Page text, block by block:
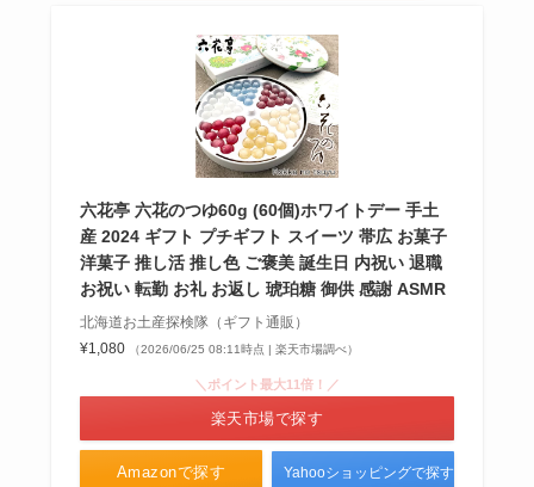
こで買える？
三幸 サーモン塩辛 取扱店はど
こ？カルディで買える？
q10ヨーグルト どこで売ってる？
ファミマでの取扱いは？？
六花亭 六花のつゆ60g (60個)ホワイトデー 手土
産 2024 ギフト プチギフト スイーツ 帯広 お菓子
洋菓子 推し活 推し色 ご褒美 誕生日 内祝い 退職
お祝い 転勤 お礼 お返し 琥珀糖 御供 感謝 ASMR
北海道お土産探検隊（ギフト通販）
¥1,080
（2026/06/25 08:11時点 | 楽天市場調べ）
Amazonで探す
＼ポイント最大11倍！／
楽天市場で探す
Yahooショッピングで探す